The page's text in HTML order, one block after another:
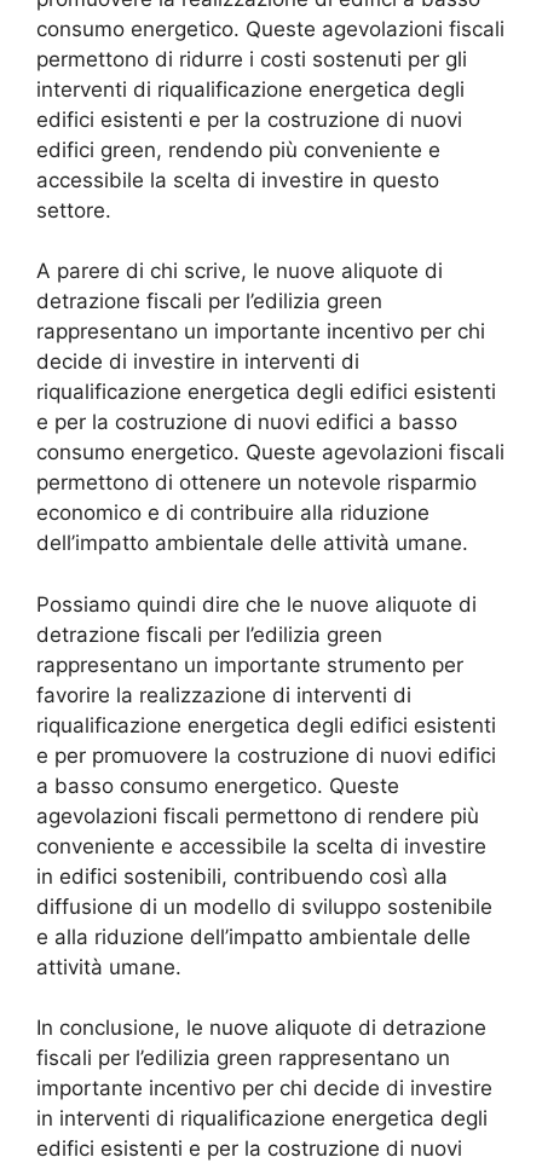
consumo energetico. Queste agevolazioni fiscali
permettono di ridurre i costi sostenuti per gli
interventi di riqualificazione energetica degli
edifici esistenti e per la costruzione di nuovi
edifici green, rendendo più conveniente e
accessibile la scelta di investire in questo
settore.
A parere di chi scrive, le nuove aliquote di
detrazione fiscali per l’edilizia green
rappresentano un importante incentivo per chi
decide di investire in interventi di
riqualificazione energetica degli edifici esistenti
e per la costruzione di nuovi edifici a basso
consumo energetico. Queste agevolazioni fiscali
permettono di ottenere un notevole risparmio
economico e di contribuire alla riduzione
dell’impatto ambientale delle attività umane.
Possiamo quindi dire che le nuove aliquote di
detrazione fiscali per l’edilizia green
rappresentano un importante strumento per
favorire la realizzazione di interventi di
riqualificazione energetica degli edifici esistenti
e per promuovere la costruzione di nuovi edifici
a basso consumo energetico. Queste
agevolazioni fiscali permettono di rendere più
conveniente e accessibile la scelta di investire
in edifici sostenibili, contribuendo così alla
diffusione di un modello di sviluppo sostenibile
e alla riduzione dell’impatto ambientale delle
attività umane.
In conclusione, le nuove aliquote di detrazione
fiscali per l’edilizia green rappresentano un
importante incentivo per chi decide di investire
in interventi di riqualificazione energetica degli
edifici esistenti e per la costruzione di nuovi